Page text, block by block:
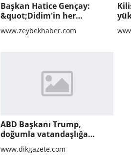
Başkan Hatice Gençay:
&quot;Didim'in her
noktasında gece gündüz
sahadayız&quot;
www.zeybekhaber.com
ABD Başkanı Trump,
doğumla vatandaşlığa
yönelik kısıtlamaları
genişleten kararnameler
www.dikgazete.com